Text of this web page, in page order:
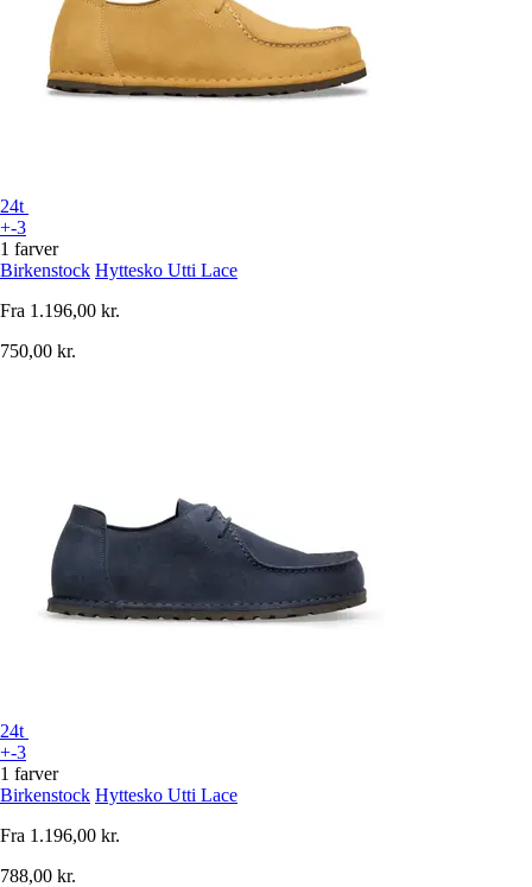
24t
+-3
1 farver
Birkenstock Hyttesko Utti Lace
Fra 1.196,00 kr.
750,00 kr.
24t
+-3
1 farver
Birkenstock Hyttesko Utti Lace
Fra 1.196,00 kr.
788,00 kr.